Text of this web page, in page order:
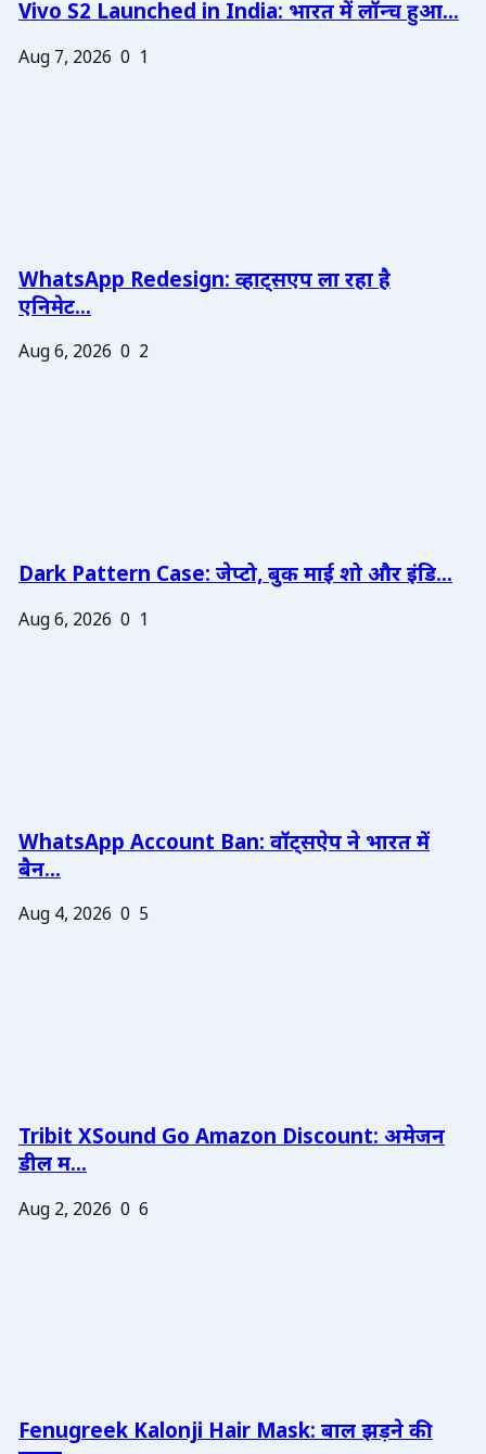
Vivo S2 Launched in India: भारत में लॉन्च हुआ...
Aug 7, 2026 0 1
WhatsApp Redesign: व्हाट्सएप ला रहा है
एनिमेट...
Aug 6, 2026 0 2
Dark Pattern Case: जेप्टो, बुक माई शो और इंडि...
Aug 6, 2026 0 1
WhatsApp Account Ban: वॉट्सऐप ने भारत में
बैन...
Aug 4, 2026 0 5
Tribit XSound Go Amazon Discount: अमेजन
डील म...
Aug 2, 2026 0 6
Fenugreek Kalonji Hair Mask: बाल झड़ने की